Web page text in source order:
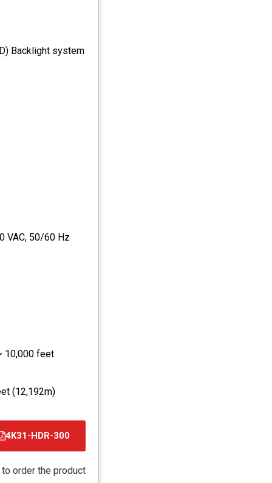
Backlight system
VAC, 50/60 Hz
10,000 feet
(12,192m)
4K31-HDR-300
קובץ
PDF
order the product